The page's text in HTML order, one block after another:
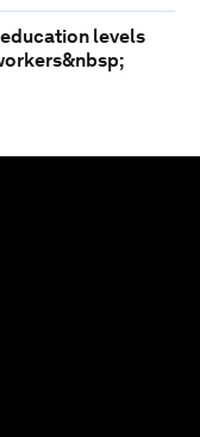
levels